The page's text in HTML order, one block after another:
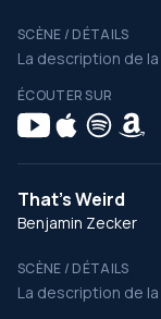
SCÈNE / DÉTAILS
La description de
ÉCOUTER SUR
That's Weird
Benjamin Zecker
SCÈNE / DÉTAILS
La description de